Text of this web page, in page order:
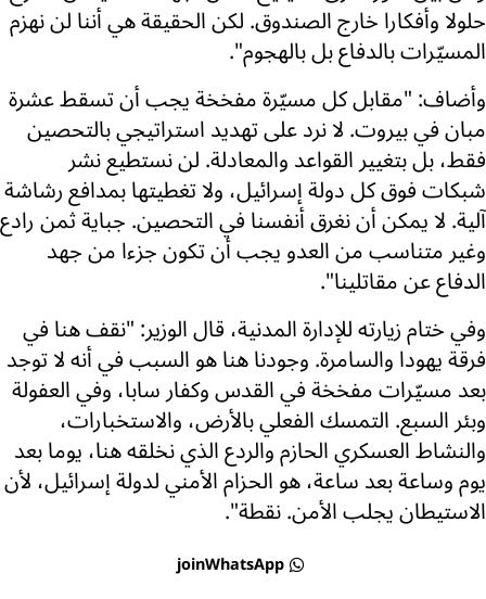
حلولا وأفكارا خارج الصندوق. لكن الحقيقة هي أننا لن نهزم
المسيّرات بالدفاع بل بالهجوم".
وأضاف: "مقابل كل مسيّرة مفخخة يجب أن تسقط عشرة
مبان في بيروت. لا نرد على تهديد استراتيجي بالتحصين
فقط، بل بتغيير القواعد والمعادلة. لن نستطيع نشر
شبكات فوق كل دولة إسرائيل، ولا تغطيتها بمدافع رشاشة
آلية. لا يمكن أن نغرق أنفسنا في التحصين. جباية ثمن رادع
وغير متناسب من العدو يجب أن تكون جزءا من جهد
الدفاع عن مقاتلينا".
وفي ختام زيارته للإدارة المدنية، قال الوزير: "نقف هنا في
فرقة يهودا والسامرة. وجودنا هنا هو السبب في أنه لا توجد
بعد مسيّرات مفخخة في القدس وكفار سابا، وفي العفولة
وبئر السبع. التمسك الفعلي بالأرض، والاستخبارات،
والنشاط العسكري الحازم والردع الذي نخلقه هنا، يوما بعد
يوم وساعة بعد ساعة، هو الحزام الأمني لدولة إسرائيل، لأن
الاستيطان يجلب الأمن. نقطة".
joinWhatsApp